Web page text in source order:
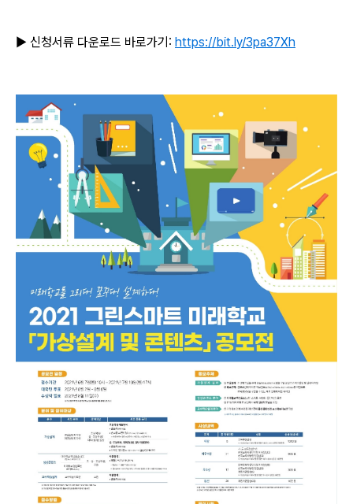
▶ 신청서류 다운로드 바로가기: https://bit.ly/3pa37Xh